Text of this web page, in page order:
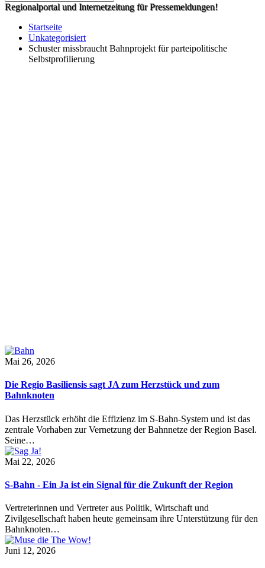
Regionalportal und Internetzeitung für Pressemeldungen!
Startseite
Unkategorisiert
Schuster missbraucht Bahnprojekt für parteipolitische
Selbstprofilierung
Mai 26, 2026
Die Regio Basiliensis sagt JA zum Herzstück und zum
Bahnknoten
Das Herzstück erhöht die Effizienz im S-Bahn-System und ist das
zentrale Vorhaben zur Vernetzung der Bahnnetze der Region Basel.
Seine…
Mai 22, 2026
S-Bahn - Ein Ja ist ein Signal für die Zukunft der Region
Vertreterinnen und Vertreter aus Politik, Wirtschaft und
Zivilgesellschaft haben heute gemeinsam ihre Unterstützung für den
Bahnknoten…
Juni 12, 2026